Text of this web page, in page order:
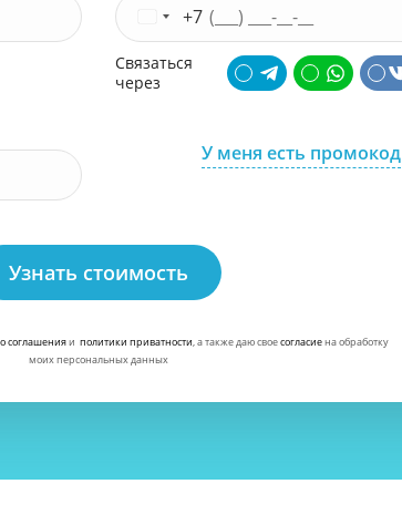
+7
Связаться
через
У меня есть промокод
Узнать стоимость
соглашенияи политики приватности, а также даю своесогласиена обработку
моих персональных данных